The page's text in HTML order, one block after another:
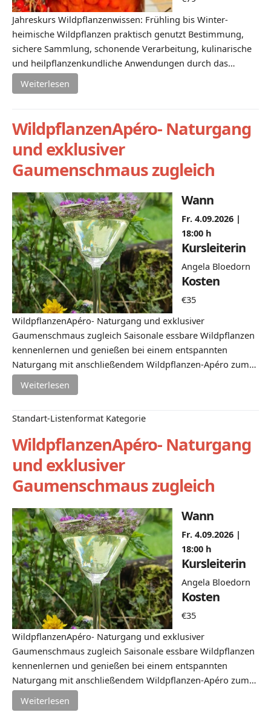
Jahreskurs Wildpflanzenwissen: Frühling bis Winter-
heimische Wildpflanzen praktisch genutzt Bestimmung,
sichere Sammlung, schonende Verarbeitung, kulinarische
und heilpflanzenkundliche Anwendungen durch das…
Weiterlesen
WildpflanzenApéro- Naturgang
und exklusiver
Gaumenschmaus zugleich
Wann
Fr. 4.09.2026 |
18:00 h
Kursleiterin
Angela Bloedorn
Kosten
€35
WildpflanzenApéro- Naturgang und exklusiver
Gaumenschmaus zugleich Saisonale essbare Wildpflanzen
kennenlernen und genießen bei einem entspannten
Naturgang mit anschließendem Wildpflanzen-Apéro zum…
Weiterlesen
Standart-Listenformat Kategorie
WildpflanzenApéro- Naturgang
und exklusiver
Gaumenschmaus zugleich
Wann
Fr. 4.09.2026 |
18:00 h
Kursleiterin
Angela Bloedorn
Kosten
€35
WildpflanzenApéro- Naturgang und exklusiver
Gaumenschmaus zugleich Saisonale essbare Wildpflanzen
kennenlernen und genießen bei einem entspannten
Naturgang mit anschließendem Wildpflanzen-Apéro zum…
Weiterlesen